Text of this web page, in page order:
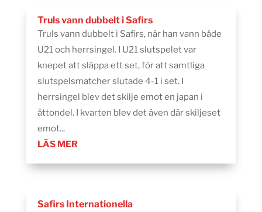
Truls vann dubbelt i Safirs
Truls vann dubbelt i Safirs, när han vann både
U21 och herrsingel. I U21 slutspelet var
knepet att släppa ett set, för att samtliga
slutspelsmatcher slutade 4-1 i set. I
herrsingel blev det skilje emot en japan i
åttondel. I kvarten blev det även där skiljeset
emot...
LÄS MER
Safirs Internationella